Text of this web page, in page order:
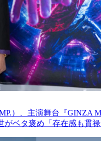
）、主演舞台『GINZA
ベタ褒め「存在感も貫禄